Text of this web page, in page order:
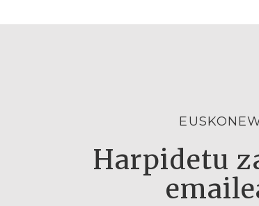
Harpidetu